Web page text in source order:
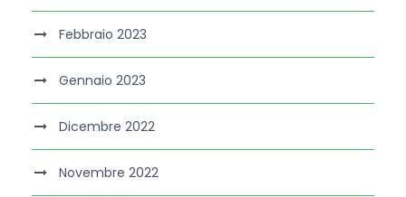
Febbraio 2023
Gennaio 2023
Dicembre 2022
Novembre 2022